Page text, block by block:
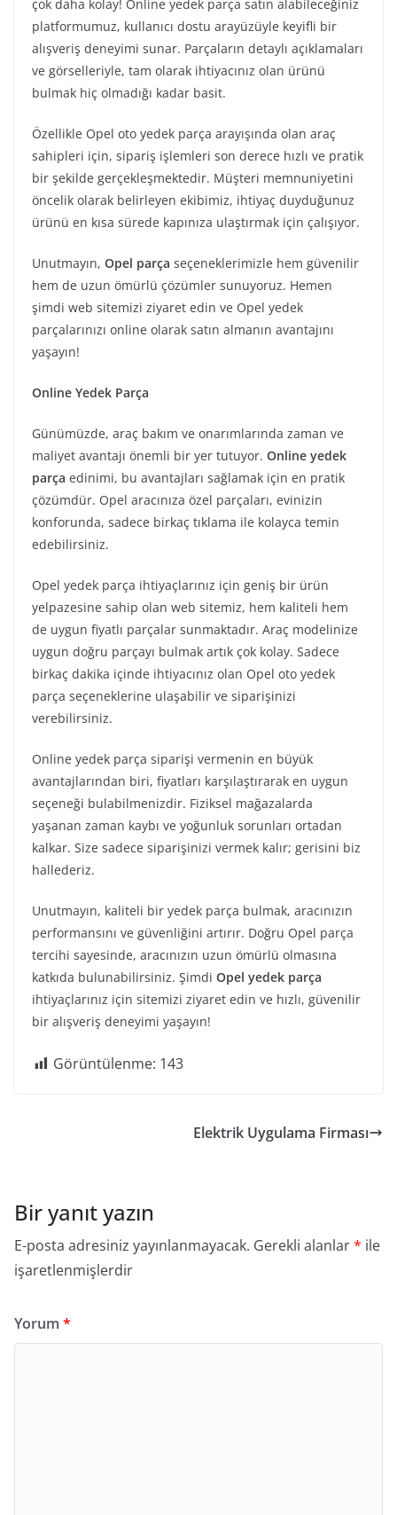
çok daha kolay! Online yedek parça satın alabileceğiniz
platformumuz, kullanıcı dostu arayüzüyle keyifli bir
alışveriş deneyimi sunar. Parçaların detaylı açıklamaları
ve görselleriyle, tam olarak ihtiyacınız olan ürünü
bulmak hiç olmadığı kadar basit.
Özellikle Opel oto yedek parça arayışında olan araç
sahipleri için, sipariş işlemleri son derece hızlı ve pratik
bir şekilde gerçekleşmektedir. Müşteri memnuniyetini
öncelik olarak belirleyen ekibimiz, ihtiyaç duyduğunuz
ürünü en kısa sürede kapınıza ulaştırmak için çalışıyor.
Unutmayın, Opel parça seçeneklerimizle hem güvenilir
hem de uzun ömürlü çözümler sunuyoruz. Hemen
şimdi web sitemizi ziyaret edin ve Opel yedek
parçalarınızı online olarak satın almanın avantajını
yaşayın!
Online Yedek Parça
Günümüzde, araç bakım ve onarımlarında zaman ve
maliyet avantajı önemli bir yer tutuyor. Online yedek
parça edinimi, bu avantajları sağlamak için en pratik
çözümdür. Opel aracınıza özel parçaları, evinizin
konforunda, sadece birkaç tıklama ile kolayca temin
edebilirsiniz.
Opel yedek parça ihtiyaçlarınız için geniş bir ürün
yelpazesine sahip olan web sitemiz, hem kaliteli hem
de uygun fiyatlı parçalar sunmaktadır. Araç modelinize
uygun doğru parçayı bulmak artık çok kolay. Sadece
birkaç dakika içinde ihtiyacınız olan Opel oto yedek
parça seçeneklerine ulaşabilir ve siparişinizi
verebilirsiniz.
Online yedek parça siparişi vermenin en büyük
avantajlarından biri, fiyatları karşılaştırarak en uygun
seçeneği bulabilmenizdir. Fiziksel mağazalarda
yaşanan zaman kaybı ve yoğunluk sorunları ortadan
kalkar. Size sadece siparişinizi vermek kalır; gerisini biz
hallederiz.
Unutmayın, kaliteli bir yedek parça bulmak, aracınızın
performansını ve güvenliğini artırır. Doğru Opel parça
tercihi sayesinde, aracınızın uzun ömürlü olmasına
katkıda bulunabilirsiniz. Şimdi Opel yedek parça
ihtiyaçlarınız için sitemizi ziyaret edin ve hızlı, güvenilir
bir alışveriş deneyimi yaşayın!
Görüntülenme: 143
Elektrik Uygulama Firması
Bir yanıt yazın
E-posta adresiniz yayınlanmayacak. Gerekli alanlar* ile
işaretlenmişlerdir
Yorum *